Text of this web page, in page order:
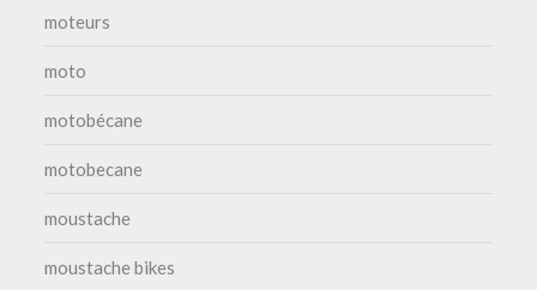
moteurs
moto
motobécane
motobecane
moustache
moustache bikes